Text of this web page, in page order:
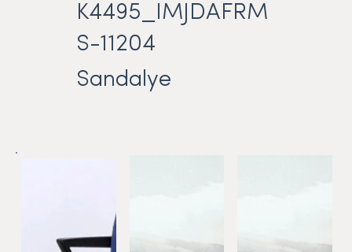
K4495_İMJDAFRM
S-11204
Sandalye